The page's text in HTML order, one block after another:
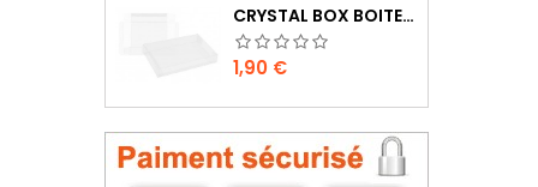
CRYSTAL BOX BOITE MASTER SYSTEM / MEGADRIVE
Prix
1,90 €